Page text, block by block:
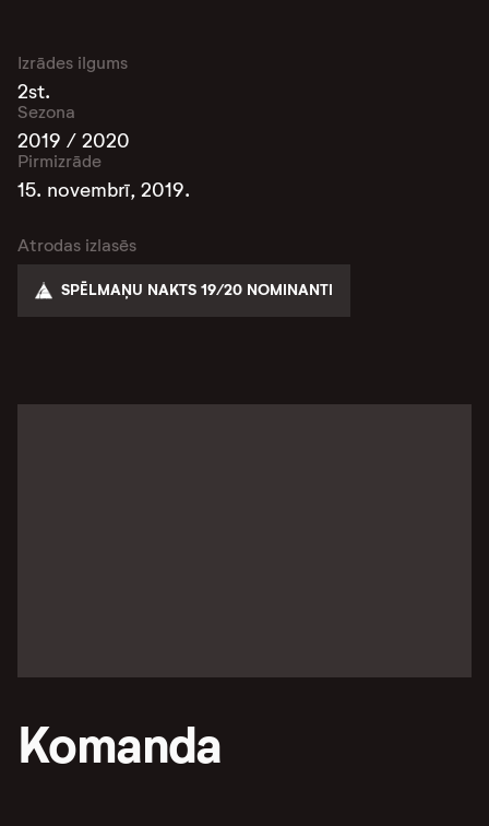
Izrādes ilgums
2st.
Sezona
2019 / 2020
Pirmizrāde
15. novembrī, 2019.
Atrodas izlasēs
SPĒLMAŅU NAKTS 19/20 NOMINANTI
Komanda